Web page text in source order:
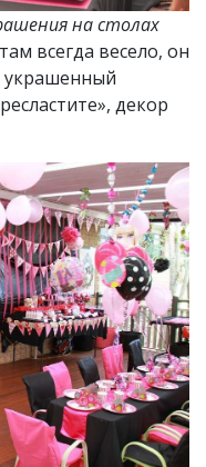
на столах
всегда весело, он
украшенный
декор